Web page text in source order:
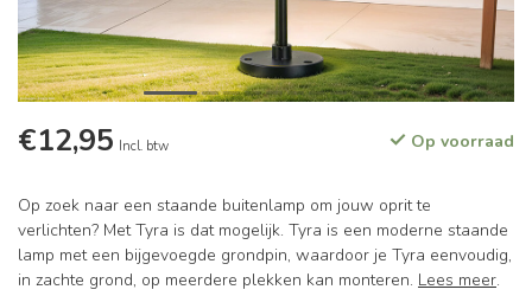
€12,95 Incl. btw Op voorraad
Op zoek naar een staande buitenlamp om jouw oprit te
verlichten? Met Tyra is dat mogelijk. Tyra is een moderne staande
lamp met een bijgevoegde grondpin, waardoor je Tyra eenvoudig,
in zachte grond, op meerdere plekken kan monteren. Lees meer.